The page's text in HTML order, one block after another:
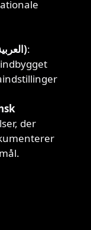
Hebraisk (עברית) og arabisk (العربية):
der